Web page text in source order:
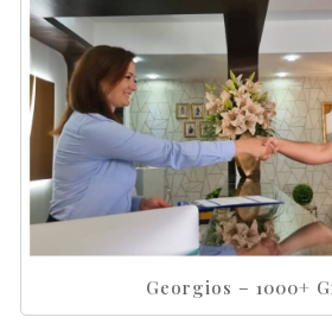
Georgios – 1000+